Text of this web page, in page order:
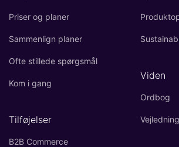
Priser og planer
Sammenlign planer
Ofte stillede spørgsmål
Kom i gang
Tilføjelser
B2B Commerce
Viden
Ordbog